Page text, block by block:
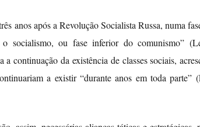
anos após a Revolução Socialista Russa, numa
socialismo, ou fase inferior do comunismo”
continuação da existência de classes sociais,
a existir “durante anos em toda parte”